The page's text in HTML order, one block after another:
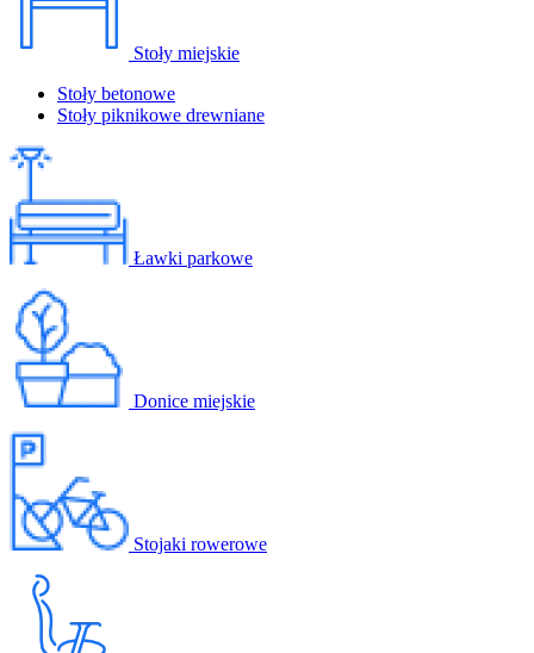
Stoły miejskie
Stoły betonowe
Stoły piknikowe drewniane
Ławki parkowe
Donice miejskie
Stojaki rowerowe